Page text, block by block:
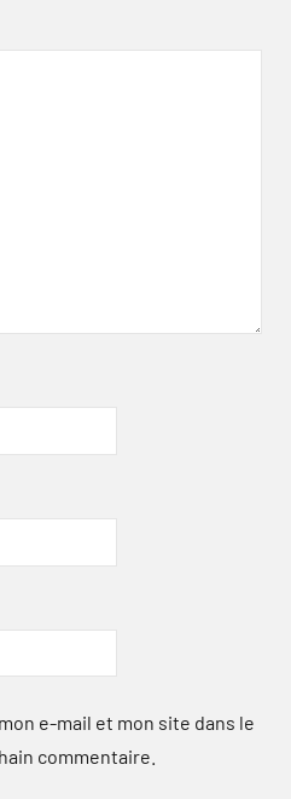
e-mail et mon site dans le
commentaire.